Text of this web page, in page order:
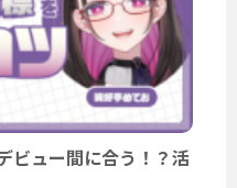
ビュー間に合う！？活